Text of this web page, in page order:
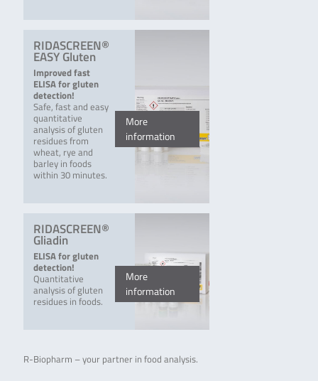
RIDASCREEN®
EASY Gluten
Improved fast
ELISA for gluten
detection!
Safe, fast and easy
quantitative
analysis of gluten
residues from
wheat, rye and
barley in foods
within 30 minutes.
More
information
RIDASCREEN®
Gliadin
ELISA for gluten
detection!
Quantitative
analysis of gluten
residues in foods.
More
information
R-Biopharm – your partner in food analysis.